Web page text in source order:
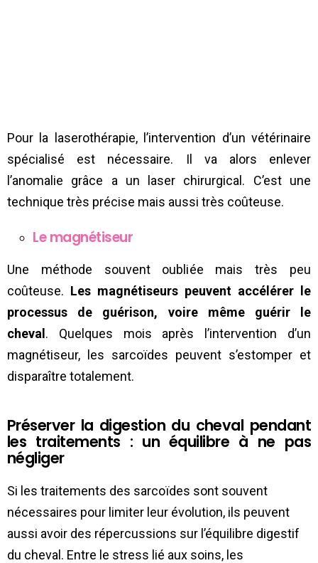
Pour la laserothérapie, l’intervention d’un vétérinaire
spécialisé est nécessaire. Il va alors enlever
l’anomalie grâce a un laser chirurgical. C’est une
technique très précise mais aussi très coûteuse.
Le magnétiseur
Une méthode souvent oubliée mais très peu
coûteuse. Les magnétiseurs peuvent accélérer le
processus de guérison, voire même guérir le
cheval. Quelques mois après l’intervention d’un
magnétiseur, les sarcoïdes peuvent s’estomper et
disparaître totalement.
Préserver la digestion du cheval pendant
les traitements : un équilibre à ne pas
négliger
Si les traitements des sarcoïdes sont souvent
nécessaires pour limiter leur évolution, ils peuvent
aussi avoir des répercussions sur l’équilibre digestif
du cheval. Entre le stress lié aux soins, les